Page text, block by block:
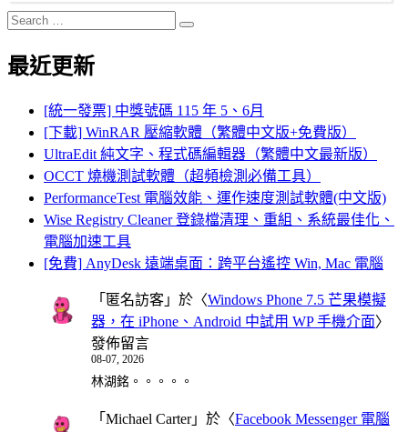
Search
for:
Search
最近更新
[統一發票] 中獎號碼 115 年 5、6月
[下載] WinRAR 壓縮軟體（繁體中文版+免費版）
UltraEdit 純文字、程式碼編輯器（繁體中文最新版）
OCCT 燒機測試軟體（超頻檢測必備工具）
PerformanceTest 電腦效能、運作速度測試軟體(中文版)
Wise Registry Cleaner 登錄檔清理、重組、系統最佳化、
電腦加速工具
[免費] AnyDesk 遠端桌面：跨平台遙控 Win, Mac 電腦
「 匿名訪客 」於〈Windows Phone 7.5 芒果模擬
器，在 iPhone、Android 中試用 WP 手機介面〉
發佈留言
08-07, 2026
林湖銘。。。。。
「 Michael Carter」於〈Facebook Messenger 電腦